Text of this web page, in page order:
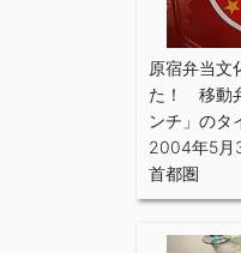
原宿弁当文
た！ 移動
ンチ」のタ
2004年5月
首都圏